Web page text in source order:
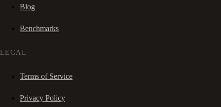
Blog
Benchmarks
LEGAL
Terms of Service
Privacy Policy